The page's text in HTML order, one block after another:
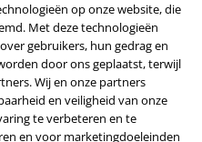
op onze website, die
Met deze technologieën
gebruikers, hun gedrag en
door ons geplaatst, terwijl
Wij en onze partners
en veiligheid van onze
te verbeteren en te
en voor marketingdoeleinden